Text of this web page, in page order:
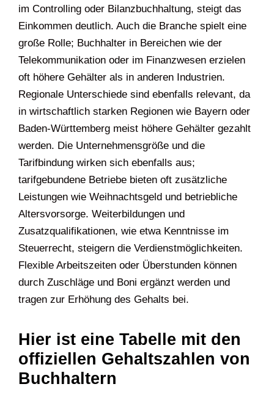
im Controlling oder Bilanzbuchhaltung, steigt das
Einkommen deutlich. Auch die Branche spielt eine
große Rolle; Buchhalter in Bereichen wie der
Telekommunikation oder im Finanzwesen erzielen
oft höhere Gehälter als in anderen Industrien.
Regionale Unterschiede sind ebenfalls relevant, da
in wirtschaftlich starken Regionen wie Bayern oder
Baden-Württemberg meist höhere Gehälter gezahlt
werden. Die Unternehmensgröße und die
Tarifbindung wirken sich ebenfalls aus;
tarifgebundene Betriebe bieten oft zusätzliche
Leistungen wie Weihnachtsgeld und betriebliche
Altersvorsorge. Weiterbildungen und
Zusatzqualifikationen, wie etwa Kenntnisse im
Steuerrecht, steigern die Verdienstmöglichkeiten.
Flexible Arbeitszeiten oder Überstunden können
durch Zuschläge und Boni ergänzt werden und
tragen zur Erhöhung des Gehalts bei.
Hier ist eine Tabelle mit den
offiziellen Gehaltszahlen von
Buchhaltern